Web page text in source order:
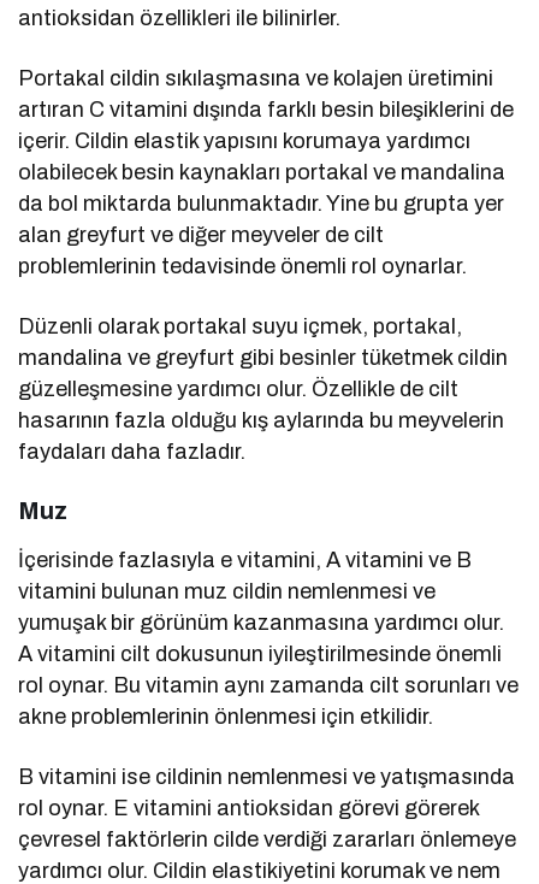
antioksidan özellikleri ile bilinirler.
Portakal cildin sıkılaşmasına ve kolajen üretimini
artıran C vitamini dışında farklı besin bileşiklerini de
içerir. Cildin elastik yapısını korumaya yardımcı
olabilecek besin kaynakları portakal ve mandalina
da bol miktarda bulunmaktadır. Yine bu grupta yer
alan greyfurt ve diğer meyveler de cilt
problemlerinin tedavisinde önemli rol oynarlar.
Düzenli olarak portakal suyu içmek, portakal,
mandalina ve greyfurt gibi besinler tüketmek cildin
güzelleşmesine yardımcı olur. Özellikle de cilt
hasarının fazla olduğu kış aylarında bu meyvelerin
faydaları daha fazladır.
Muz
İçerisinde fazlasıyla e vitamini, A vitamini ve B
vitamini bulunan muz cildin nemlenmesi ve
yumuşak bir görünüm kazanmasına yardımcı olur.
A vitamini cilt dokusunun iyileştirilmesinde önemli
rol oynar. Bu vitamin aynı zamanda cilt sorunları ve
akne problemlerinin önlenmesi için etkilidir.
B vitamini ise cildinin nemlenmesi ve yatışmasında
rol oynar. E vitamini antioksidan görevi görerek
çevresel faktörlerin cilde verdiği zararları önlemeye
yardımcı olur. Cildin elastikiyetini korumak ve nem